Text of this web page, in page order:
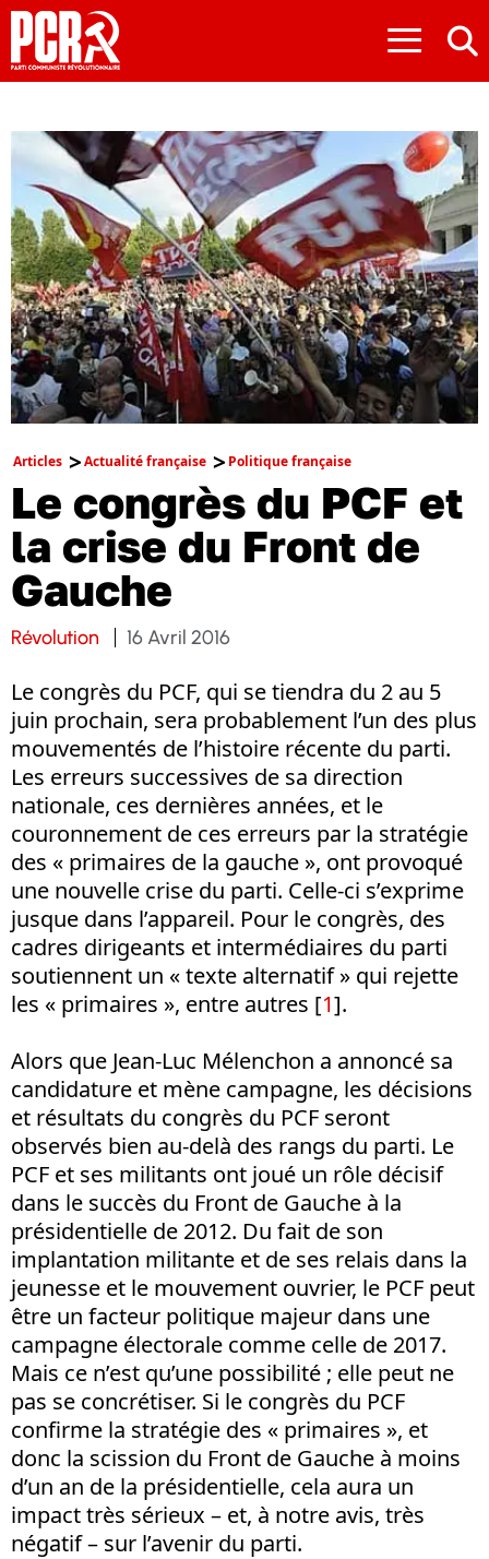
≡
Articles Actualité française Politique française
Le congrès du PCF et
la crise du Front de
Gauche
Révolution 16 Avril 2016
Le congrès du PCF, qui se tiendra du 2 au 5
juin prochain, sera probablement l’un des plus
mouvementés de l’histoire récente du parti.
Les erreurs successives de sa direction
nationale, ces dernières années, et le
couronnement de ces erreurs par la stratégie
des « primaires de la gauche », ont provoqué
une nouvelle crise du parti. Celle-ci s’exprime
jusque dans l’appareil. Pour le congrès, des
cadres dirigeants et intermédiaires du parti
soutiennent un « texte alternatif » qui rejette
les « primaires », entre autres [1].
Alors que Jean-Luc Mélenchon a annoncé sa
candidature et mène campagne, les décisions
et résultats du congrès du PCF seront
observés bien au-delà des rangs du parti. Le
PCF et ses militants ont joué un rôle décisif
dans le succès du Front de Gauche à la
présidentielle de 2012. Du fait de son
implantation militante et de ses relais dans la
jeunesse et le mouvement ouvrier, le PCF peut
être un facteur politique majeur dans une
campagne électorale comme celle de 2017.
Mais ce n’est qu’une possibilité ; elle peut ne
pas se concrétiser. Si le congrès du PCF
confirme la stratégie des « primaires », et
donc la scission du Front de Gauche à moins
d’un an de la présidentielle, cela aura un
impact très sérieux – et, à notre avis, très
négatif – sur l’avenir du parti.